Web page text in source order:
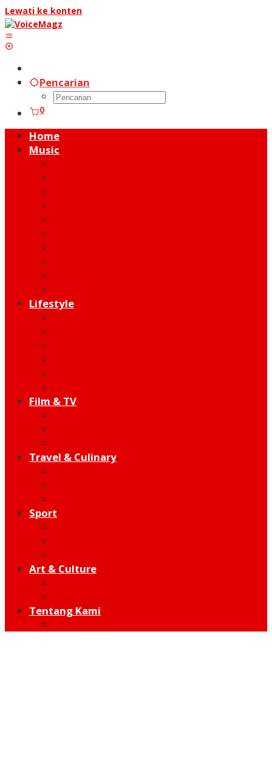
Lewati ke konten
Pencarian
0
Home
Music
Lifestyle
Film & TV
Travel & Culinary
Sport
Art & Culture
Tentang Kami